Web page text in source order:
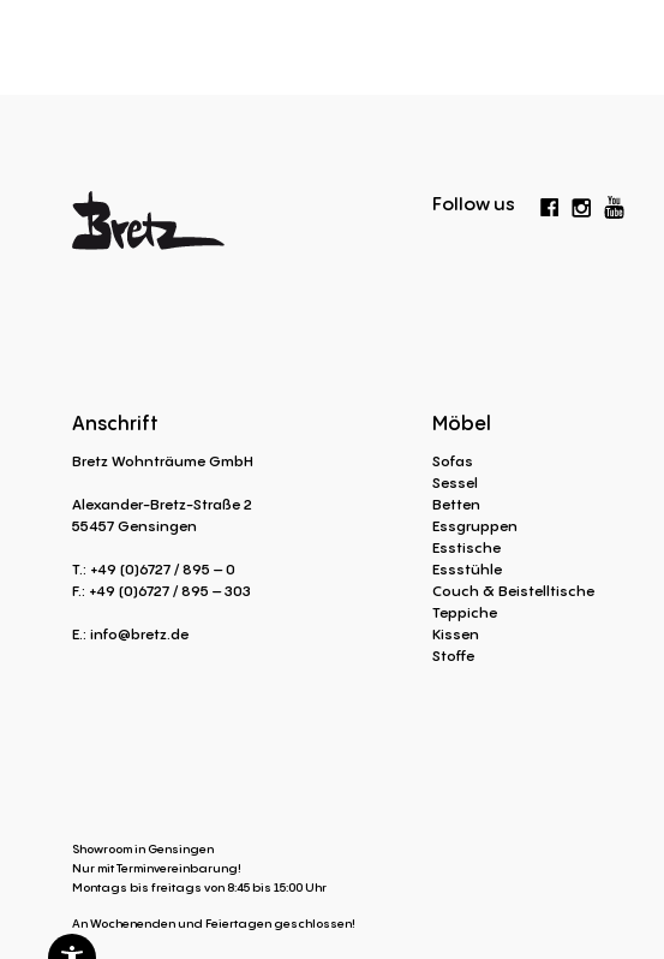
Follow us
Anschrift
Bretz Wohnträume GmbH
Alexander-Bretz-Straße 2
55457 Gensingen
T.: +49 (0)6727 / 895 – 0
F.: +49 (0)6727 / 895 – 303
E.: info@bretz.de
Möbel
Sofas
Sessel
Betten
Essgruppen
Esstische
Essstühle
Couch & Beistelltische
Teppiche
Kissen
Stoffe
Showroom in Gensingen
Nur mit Terminvereinbarung!
Montags bis freitags von 8:45 bis 15:00 Uhr
An Wochenenden und Feiertagen geschlossen!